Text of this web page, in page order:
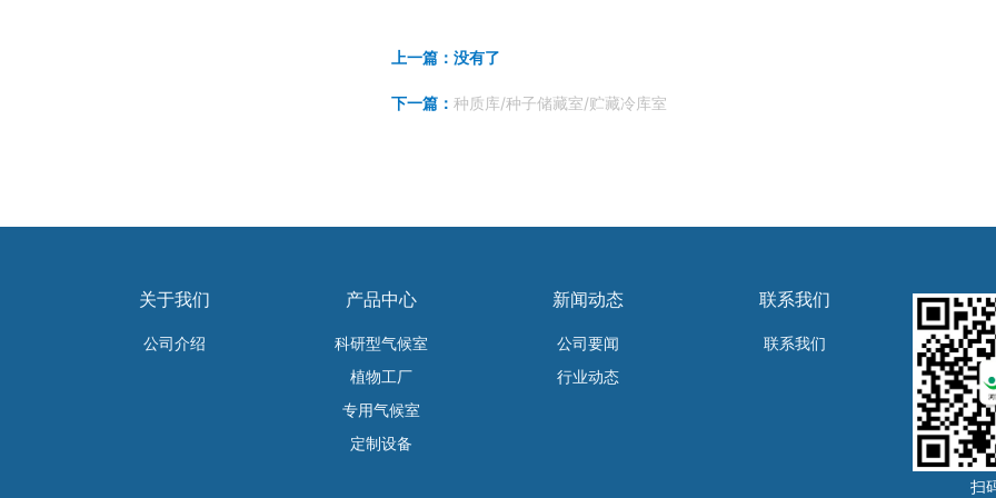
上一篇：没有了
下一篇： 种质库/种子储藏室/贮藏冷库室
关于我们
公司介绍
产品中心
科研型气候室
植物工厂
专用气候室
定制设备
新闻动态
公司要闻
行业动态
联系我们
联系我们
扫